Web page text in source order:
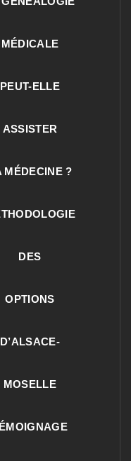
MÉDICALE
PEUT-ELLE
ASSISTER
MÉDECINE ?
DES
OPTIONS
D’ALSACE-
MOSELLE